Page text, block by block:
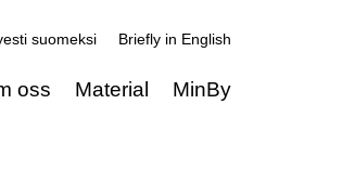
suomeksi Briefly in English
oss Material MinBy